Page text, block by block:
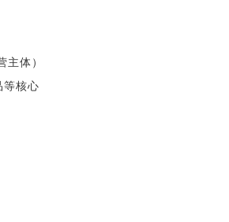
主体）
等核心